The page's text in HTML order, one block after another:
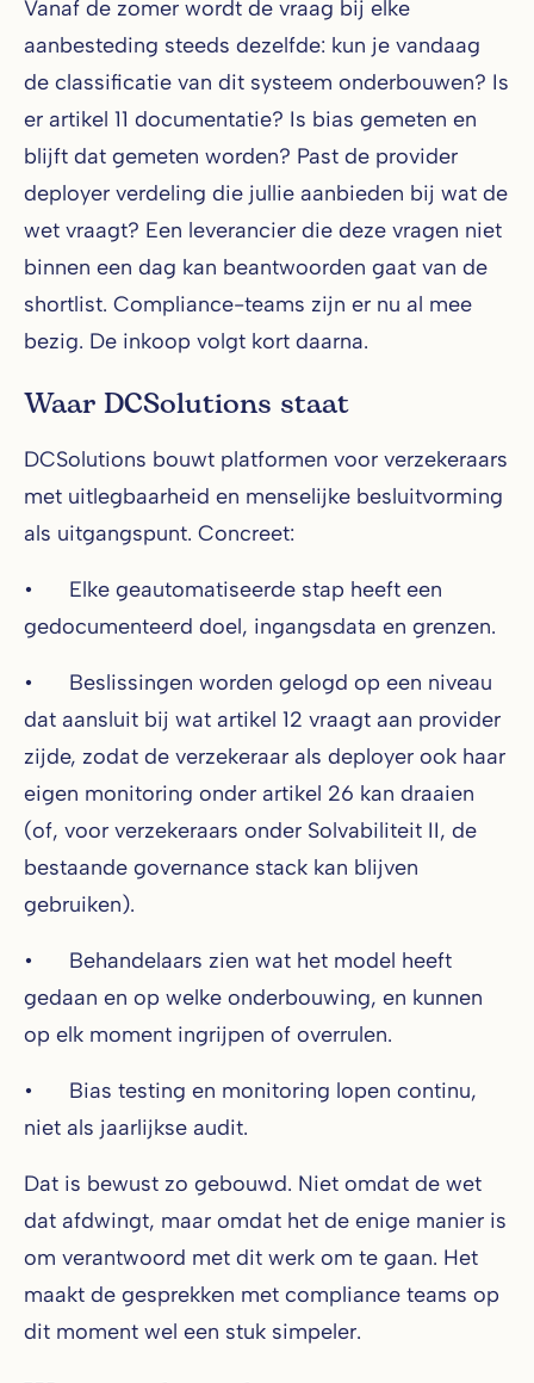
Vanaf de zomer wordt de vraag bij elke
aanbesteding steeds dezelfde: kun je vandaag
de classificatie van dit systeem onderbouwen? Is
er artikel 11 documentatie? Is bias gemeten en
blijft dat gemeten worden? Past de provider
deployer verdeling die jullie aanbieden bij wat de
wet vraagt? Een leverancier die deze vragen niet
binnen een dag kan beantwoorden gaat van de
shortlist. Compliance-teams zijn er nu al mee
bezig. De inkoop volgt kort daarna.
Waar DCSolutions staat
DCSolutions bouwt platformen voor verzekeraars
met uitlegbaarheid en menselijke besluitvorming
als uitgangspunt. Concreet:
• Elke geautomatiseerde stap heeft een
gedocumenteerd doel, ingangsdata en grenzen.
• Beslissingen worden gelogd op een niveau
dat aansluit bij wat artikel 12 vraagt aan provider
zijde, zodat de verzekeraar als deployer ook haar
eigen monitoring onder artikel 26 kan draaien
(of, voor verzekeraars onder Solvabiliteit II, de
bestaande governance stack kan blijven
gebruiken).
• Behandelaars zien wat het model heeft
gedaan en op welke onderbouwing, en kunnen
op elk moment ingrijpen of overrulen.
• Bias testing en monitoring lopen continu,
niet als jaarlijkse audit.
Dat is bewust zo gebouwd. Niet omdat de wet
dat afdwingt, maar omdat het de enige manier is
om verantwoord met dit werk om te gaan. Het
maakt de gesprekken met compliance teams op
dit moment wel een stuk simpeler.